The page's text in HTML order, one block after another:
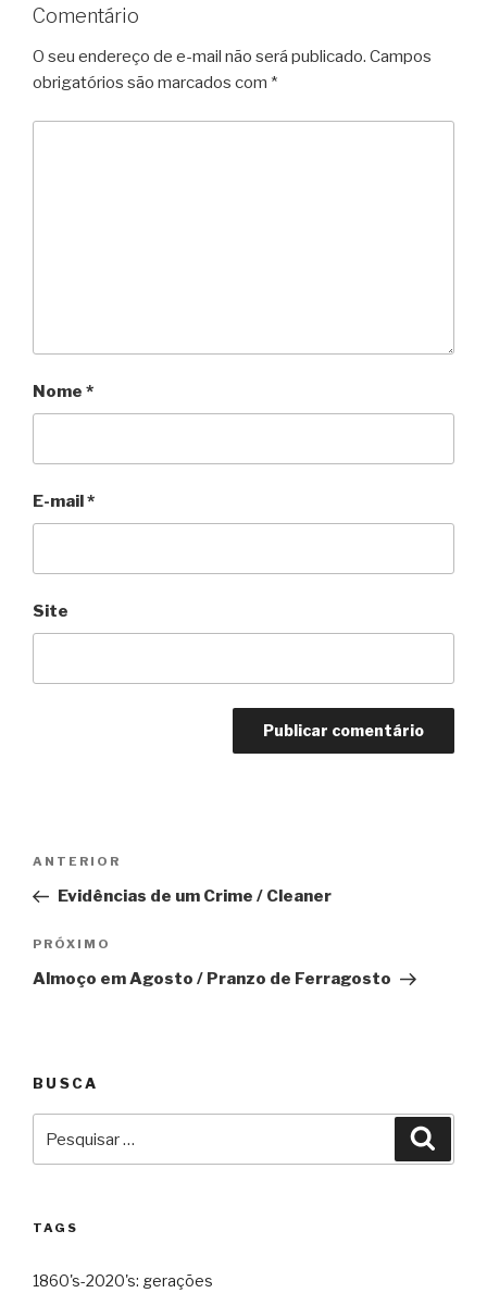
Comentário
O seu endereço de e-mail não será publicado. Campos
obrigatórios são marcados com *
Nome *
E-mail *
Site
Post
Anterior
ANTERIOR
Evidências de um Crime / Cleaner
Próximo
PRÓXIMO
Almoço em Agosto / Pranzo de Ferragosto
BUSCA
TAGS
1860's-2020's: gerações